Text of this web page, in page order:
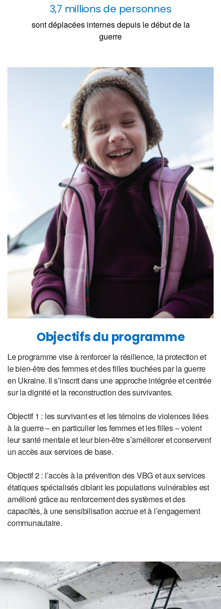
3,7 millions de personnes
sont déplacées internes depuis le début de la
guerre
Objectifs du programme
Le programme vise à renforcer la résilience, la protection et
le bien-être des femmes et des filles touchées par la guerre
en Ukraine. Il s’inscrit dans une approche intégrée et centrée
sur la dignité et la reconstruction des survivantes.
Objectif 1 : les survivant·es et les témoins de violences liées
à la guerre – en particulier les femmes et les filles – voient
leur santé mentale et leur bien-être s’améliorer et conservent
un accès aux services de base.
Objectif 2 : l’accès à la prévention des VBG et aux services
étatiques spécialisés ciblant les populations vulnérables est
amélioré grâce au renforcement des systèmes et des
capacités, à une sensibilisation accrue et à l’engagement
communautaire.